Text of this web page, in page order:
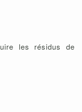
les résidus de